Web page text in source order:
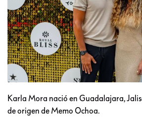
Karla Mora nació en Guadalajara,
de origen de Memo Ochoa.